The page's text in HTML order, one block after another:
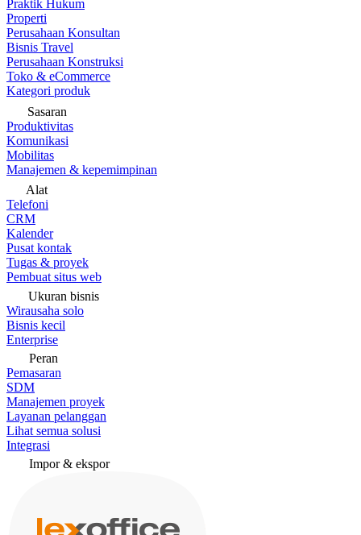
Praktik Hukum
Properti
Perusahaan Konsultan
Bisnis Travel
Perusahaan Konstruksi
Toko & eCommerce
Kategori produk
Sasaran
Produktivitas
Komunikasi
Mobilitas
Manajemen & kepemimpinan
Alat
Telefoni
CRM
Kalender
Pusat kontak
Tugas & proyek
Pembuat situs web
Ukuran bisnis
Wirausaha solo
Bisnis kecil
Enterprise
Peran
Pemasaran
SDM
Manajemen proyek
Layanan pelanggan
Lihat semua solusi
Integrasi
Impor & ekspor